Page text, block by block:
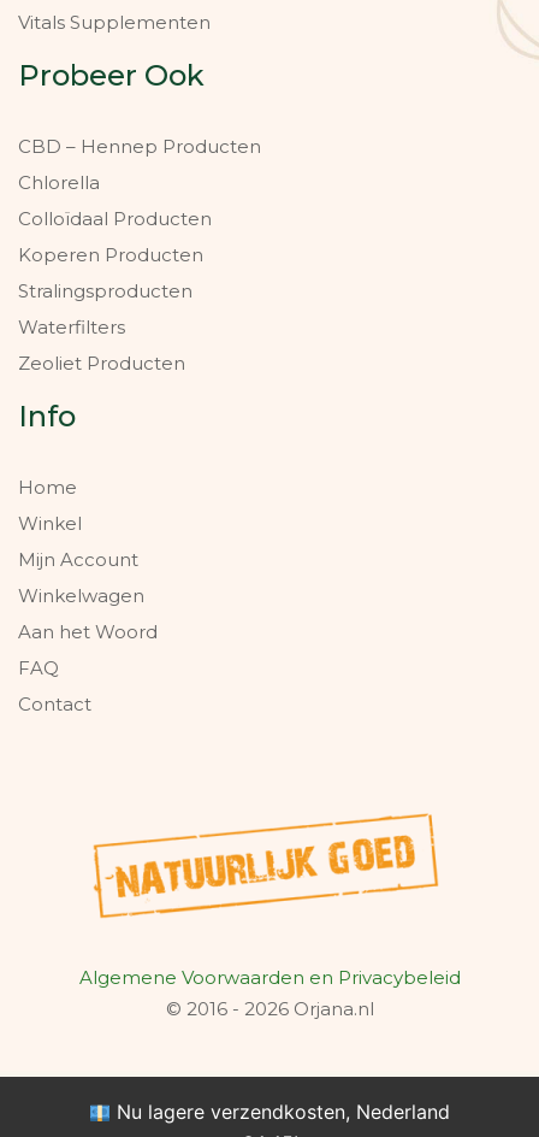
Vitals Supplementen
Probeer Ook
CBD – Hennep Producten
Chlorella
Colloïdaal Producten
Koperen Producten
Stralingsproducten
Waterfilters
Zeoliet Producten
Info
Home
Winkel
Mijn Account
Winkelwagen
Aan het Woord
FAQ
Contact
Algemene Voorwaarden en Privacybeleid
© 2016 - 2026 Orjana.nl
Nu lagere verzendkosten, Nederland